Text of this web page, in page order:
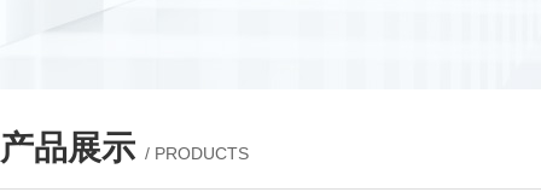
产品展示 / PRODUCTS